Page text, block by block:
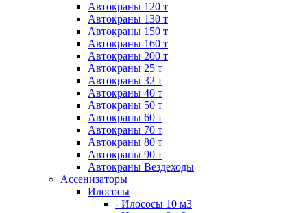
Автокраны 120 т
Автокраны 130 т
Автокраны 150 т
Автокраны 160 т
Автокраны 200 т
Автокраны 25 т
Автокраны 32 т
Автокраны 40 т
Автокраны 50 т
Автокраны 60 т
Автокраны 70 т
Автокраны 80 т
Автокраны 90 т
Автокраны Вездеходы
Ассенизаторы
Илососы
- Илососы 10 м3